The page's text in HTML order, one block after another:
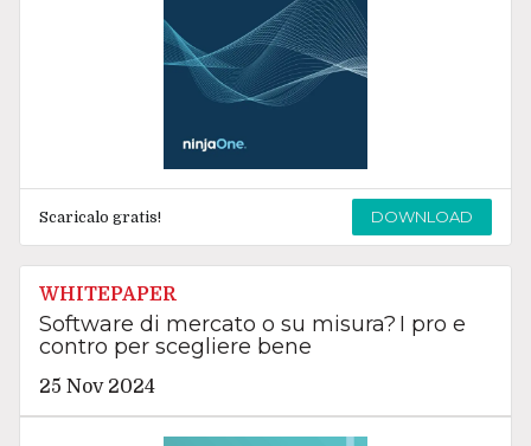
Scaricalo gratis! DOWNLOAD
WHITEPAPER
Software di mercato o su misura? I pro e
contro per scegliere bene
25 Nov 2024